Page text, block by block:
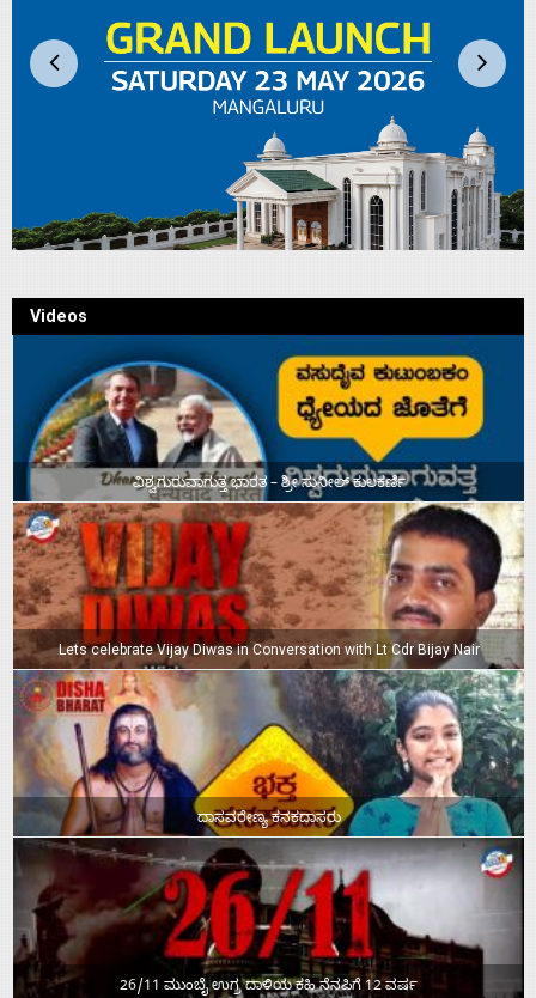
Videos
ವಿಶ್ವಗುರುವಾಗುತ್ತ ಭಾರತ – ಶ್ರೀ ಸುನೀಲ್‌ ಕುಲಕರ್ಣಿ
Lets celebrate Vijay Diwas in Conversation with Lt Cdr Bijay Nair
ದಾಸವರೇಣ್ಯ ಕನಕದಾಸರು
26/11 ಮುಂಬೈ ಉಗ್ರ ದಾಳಿಯ ಕಹಿ ನೆನಪಿಗೆ 12 ವರ್ಷ